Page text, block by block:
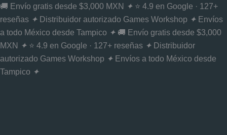
🚚 Envío gratis desde $3,000 MXN ✦ ⭐ 4.9 en Google · 127+
reseñas ✦ Distribuidor autorizado Games Workshop ✦ Envíos
a todo México desde Tampico ✦ 🚚 Envío gratis desde $3,000
MXN ✦ ⭐ 4.9 en Google · 127+ reseñas ✦ Distribuidor
autorizado Games Workshop ✦ Envíos a todo México desde
Tampico ✦
Ir
al
contenido